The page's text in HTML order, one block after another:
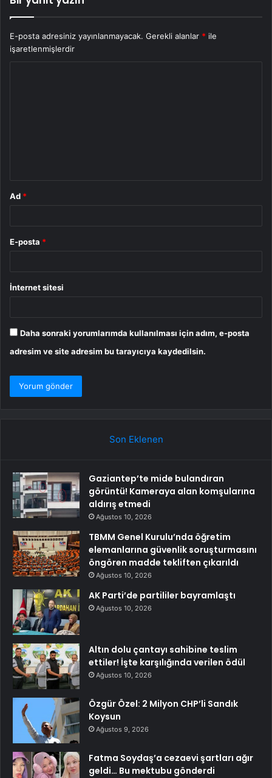
E-posta adresiniz yayınlanmayacak. Gerekli alanlar * ile
işaretlenmişlerdir
Ad *
E-posta *
İnternet sitesi
Daha sonraki yorumlarımda kullanılması için adım, e-posta
adresim ve site adresim bu tarayıcıya kaydedilsin.
Son Eklenen
Gaziantep’te mide bulandıran
görüntü! Kameraya alan komşularına
aldırış etmedi
Ağustos 10, 2026
TBMM Genel Kurulu’nda öğretim
elemanlarına güvenlik soruşturmasını
öngören madde tekliften çıkarıldı
Ağustos 10, 2026
AK Parti’de partililer bayramlaştı
Ağustos 10, 2026
Altın dolu çantayı sahibine teslim
ettiler! İşte karşılığında verilen ödül
Ağustos 10, 2026
Özgür Özel: 2 Milyon CHP’li Sandık
Koysun
Ağustos 9, 2026
Fatma Soydaş’a cezaevi şartları ağır
geldi… Bu mektubu gönderdi